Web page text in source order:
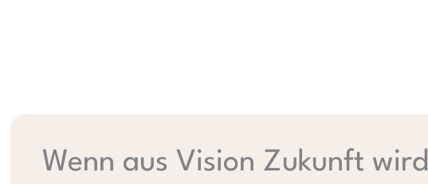
Wenn aus Vision Zukunft wird